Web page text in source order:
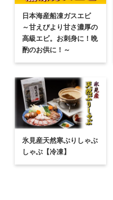
日本海産船凍ガスエビ
～甘えびより甘さ濃厚の
高級エビ。お刺身に！晩
酌のお供に！～
氷見産天然寒ぶりしゃぶ
しゃぶ【冷凍】